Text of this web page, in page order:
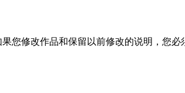
您修改作品和保留以前修改的说明，您